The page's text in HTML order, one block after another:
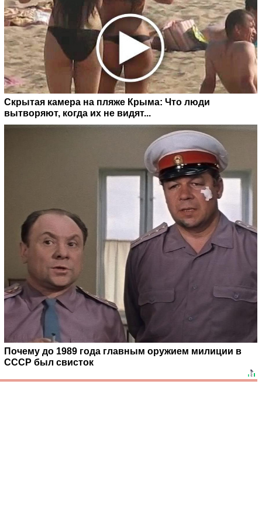
Скрытая камера на пляже Крыма: Что люди
вытворяют, когда их не видят...
Почему до 1989 года главным оружием милиции в
СССР был свисток